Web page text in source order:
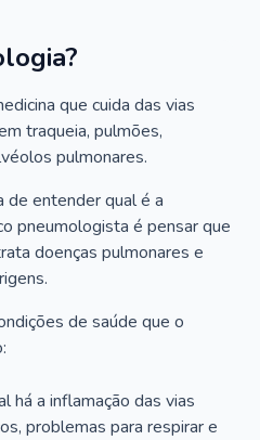
que cuida das vias
traqueia, pulmões,
pulmonares.
de entender qual é a
pneumologista é pensar que
doenças pulmonares e
de saúde que o
há a inflamação das vias
problemas para respirar e